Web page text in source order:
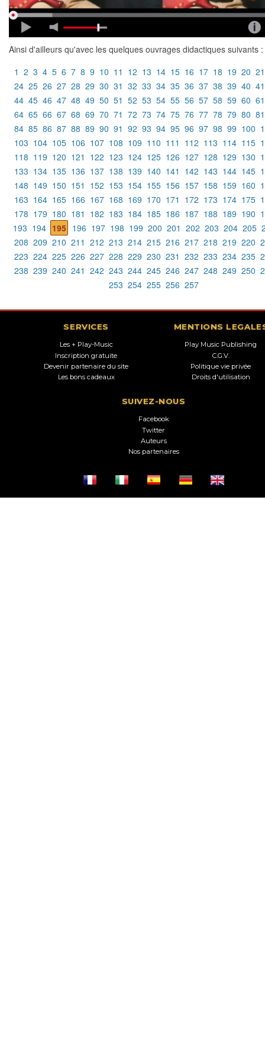
Ainsi d'ailleurs qu'avec les quelques ouvrages didactiques suivants :
1 2 3 4 5 6 7 8 9 10 11 12 13 14 15 16 17 18 19 20 21
24 25 26 27 28 29 30 31 32 33 34 35 36 37 38 39 40 41
44 45 46 47 48 49 50 51 52 53 54 55 56 57 58 59 60 61
64 65 66 67 68 69 70 71 72 73 74 75 76 77 78 79 80 81
84 85 86 87 88 89 90 91 92 93 94 95 96 97 98 99 100
103 104 105 106 107 108 109 110 111 112 113 114 115
118 119 120 121 122 123 124 125 126 127 128 129 130
133 134 135 136 137 138 139 140 141 142 143 144 145
148 149 150 151 152 153 154 155 156 157 158 159 160
163 164 165 166 167 168 169 170 171 172 173 174 175
178 179 180 181 182 183 184 185 186 187 188 189 190
193 194 195 196 197 198 199 200 201 202 203 204 205
208 209 210 211 212 213 214 215 216 217 218 219 220
223 224 225 226 227 228 229 230 231 232 233 234 235
238 239 240 241 242 243 244 245 246 247 248 249 250
253 254 255 256 257
SERVICES
Les + Play-Music
Inscription gratuite
Devenir partenaire du site
Les bons cadeaux
MENTIONS
Play Music Publishing
C.G.V.
Politique vie privée
Droits d'utilisation
SUIVEZ-NOUS
Facebook
Twitter
Auteurs
Nos partenaires